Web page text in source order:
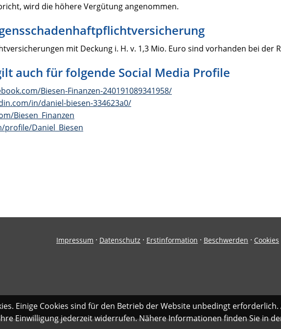
wird die höhere Vergütung angenommen.
mit Deckung i. H. v. 1,3 Mio. Euro sind vorhanden bei der
auch für folgende Social Media Profile
Biesen-Finanzen-240191089341958/
in/daniel-biesen-334623a0/
Biesen_Finanzen
Daniel_Biesen
Impressum · Datenschutz · Erstinformation · Beschwerden · Cookies
Einige Cookies sind für den Betrieb der Website unbedingt
Einwilligung jederzeit widerrufen. Nähere Informationen finden Sie in